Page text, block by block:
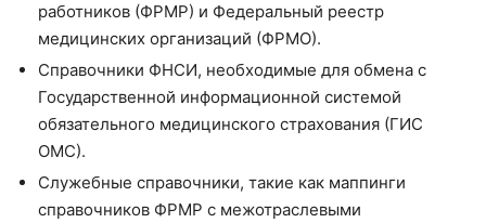
работников (ФРМР) и Федеральный реестр
медицинских организаций (ФРМО).
Справочники ФНСИ, необходимые для обмена с
Государственной информационной системой
обязательного медицинского страхования (ГИС
ОМС).
Служебные справочники, такие как маппинги
справочников ФРМР с межотраслевыми